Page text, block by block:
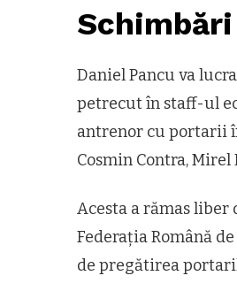
Daniel Pancu va
petrecut în staff-ul
antrenor cu portarii
Cosmin Contra,
Acesta a rămas liber
Federația Română
de pregătirea